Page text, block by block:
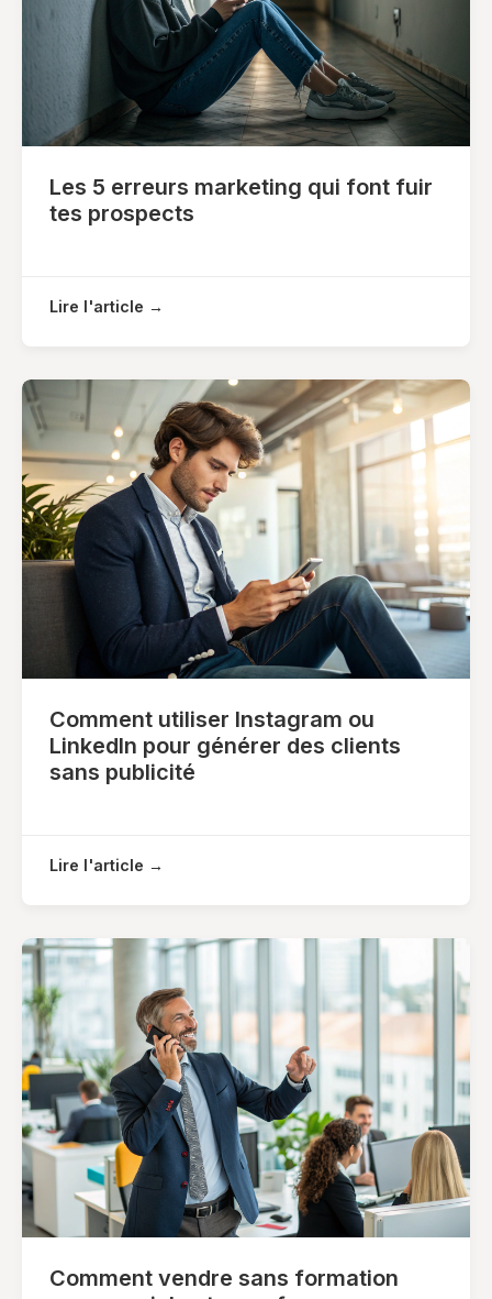
Les 5 erreurs marketing qui font fuir
tes prospects
Lire l'article →
Comment utiliser Instagram ou
LinkedIn pour générer des clients
sans publicité
Lire l'article →
Comment vendre sans formation